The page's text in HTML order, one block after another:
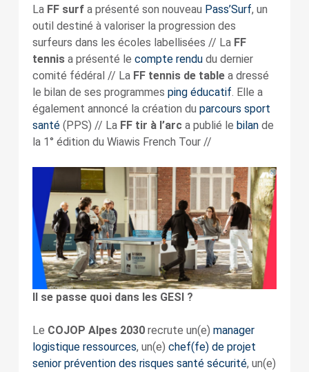
La FF surfa présenté son nouveau Pass’Surf, un
outil destiné à valoriser la progression des
surfeurs dans les écoles labellisées // La FF
tennisa présenté le compte rendudu dernier
comité fédéral // La FF tennis de tablea dressé
le bilan de ses programmes ping éducatif. Elle a
également annoncé la création du parcours sport
santé(PPS) // La FF tir à l’arc a publié le bilande
la 1° édition du Wiawis French Tour //
Il se passe quoi dans les GESI ?
Le COJOP Alpes 2030recrute un(e) manager
logistique ressources, un(e) chef(fe) de projet
senior prévention des risques santé sécurité, un(e)